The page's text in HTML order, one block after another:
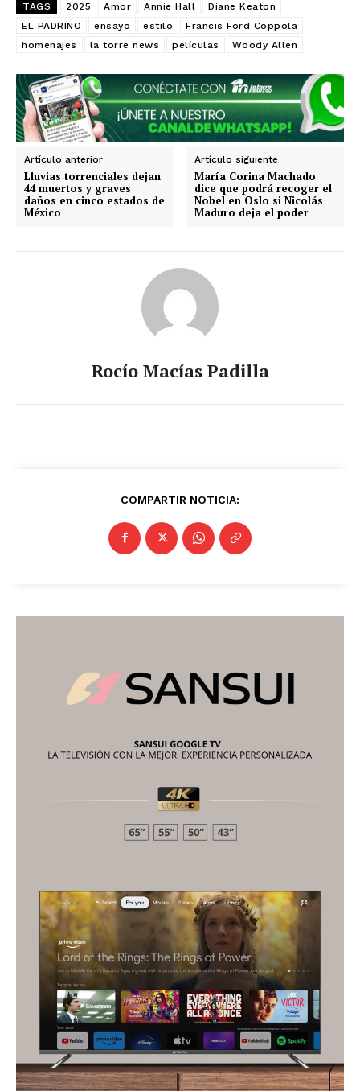
TAGS 2025 Amor Annie Hall
Diane Keaton
EL PADRINO
ensayo estilo
Francis Ford Coppola
homenajes
la torre news películas Woody Allen
Artículo anterior
Lluvias torrenciales dejan
44 muertos y graves
daños en cinco estados de
México
Artículo siguiente
María Corina Machado
dice que podrá recoger el
Nobel en Oslo si Nicolás
Maduro deja el poder
Rocío Macías Padilla
COMPARTIR NOTICIA: